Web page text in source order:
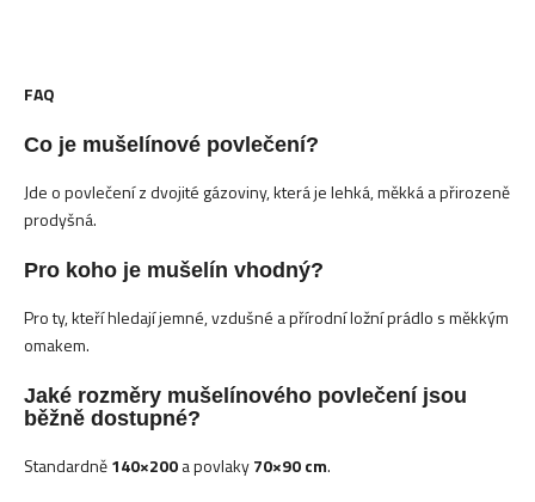
FAQ
Co je mušelínové povlečení?
Jde o povlečení z dvojité gázoviny, která je lehká, měkká a přirozeně
prodyšná.
Pro koho je mušelín vhodný?
Pro ty, kteří hledají jemné, vzdušné a přírodní ložní prádlo s měkkým
omakem.
Jaké rozměry mušelínového povlečení jsou
běžně dostupné?
Standardně140×200a povlaky70×90 cm.